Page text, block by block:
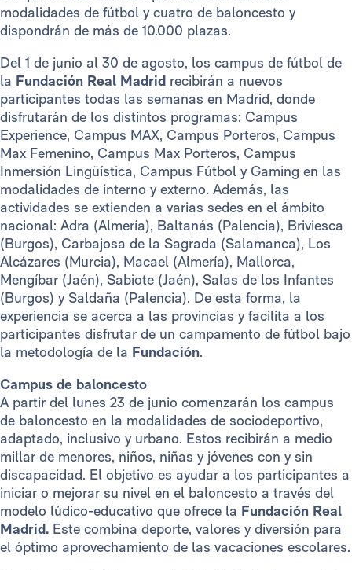
modalidades de fútbol y cuatro de baloncesto y
dispondrán de más de 10.000 plazas.
Del 1 de junio al 30 de agosto, los campus de fútbol de
la Fundación Real Madrid recibirán a nuevos
participantes todas las semanas en Madrid, donde
disfrutarán de los distintos programas: Campus
Experience, Campus MAX, Campus Porteros, Campus
Max Femenino, Campus Max Porteros, Campus
Inmersión Lingüística, Campus Fútbol y Gaming en las
modalidades de interno y externo. Además, las
actividades se extienden a varias sedes en el ámbito
nacional: Adra (Almería), Baltanás (Palencia), Briviesca
(Burgos), Carbajosa de la Sagrada (Salamanca), Los
Alcázares (Murcia), Macael (Almería), Mallorca,
Mengíbar (Jaén), Sabiote (Jaén), Salas de los Infantes
(Burgos) y Saldaña (Palencia). De esta forma, la
experiencia se acerca a las provincias y facilita a los
participantes disfrutar de un campamento de fútbol bajo
la metodología de la Fundación.
Campus de baloncesto
A partir del lunes 23 de junio comenzarán los campus
de baloncesto en la modalidades de sociodeportivo,
adaptado, inclusivo y urbano. Estos recibirán a medio
millar de menores, niños, niñas y jóvenes con y sin
discapacidad. El objetivo es ayudar a los participantes a
iniciar o mejorar su nivel en el baloncesto a través del
modelo lúdico-educativo que ofrece la Fundación Real
Madrid. Este combina deporte, valores y diversión para
el óptimo aprovechamiento de las vacaciones escolares.